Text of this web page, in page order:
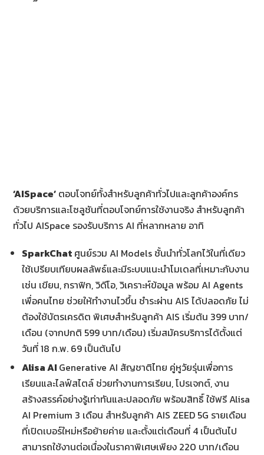
‘AISpace’ ตอบโจทย์ทั้งสำหรับลูกค้าทั่วไปและลูกค้าองค์กร
ด้วยบริการและโซลูชันที่ตอบโจทย์การใช้งานจริง สำหรับลูกค้า
ทั่วไป AISpace รองรับบริการ AI ที่หลากหลาย อาทิ
SparkChat ศูนย์รวม AI Models ชั้นนำทั่วโลกไว้ในที่เดียว
ใช้เปรียบเทียบผลลัพธ์และมีระบบแนะนำโมเดลที่เหมาะกับงาน
เช่น เขียน, กราฟิก, วิดีโอ, วิเคราะห์ข้อมูล พร้อม AI Agents
เพื่อคนไทย ช่วยให้ทำงานไวขึ้น ชำระผ่าน AIS ได้ปลอดภัย ไม่
ต้องใช้บัตรเครดิต พิเศษสำหรับลูกค้า AIS เริ่มต้น 399 บาท/
เดือน (จากปกติ 599 บาท/เดือน) เริ่มสมัครบริการได้ตั้งแต่
วันที่ 18 ก.พ. 69 เป็นต้นไป
Alisa AI Generative AI สัญชาติไทย คู่หูวัยรุ่นเพื่อการ
เรียนและไลฟ์สไตล์ ช่วยทำงานการเรียน, โปรเจกต์, งาน
สร้างสรรค์อย่างรู้เท่าทันและปลอดภัย พร้อมสิทธิ์ ใช้ฟรี Alisa
AI Premium 3 เดือน สำหรับลูกค้า AIS ZEED 5G รายเดือน
ที่เปิดเบอร์ใหม่หรือย้ายค่าย และตั้งแต่เดือนที่ 4 เป็นต้นไป
สามารถใช้งานต่อเนื่องในราคาพิเศษเพียง 220 บาท/เดือน